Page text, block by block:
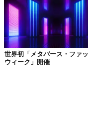
近年、ファッションと食
グッチ、ルイ・ヴィトン
ラグジュアリーブラン
次々とオープンさせてい
ブランドの世界観を五
の獲得にも貢献している
一方、トレンディなレ
たり、限定メニューア
ルグッズを含めたりす
世界初「メタバース・ファ
ウィーク」開催